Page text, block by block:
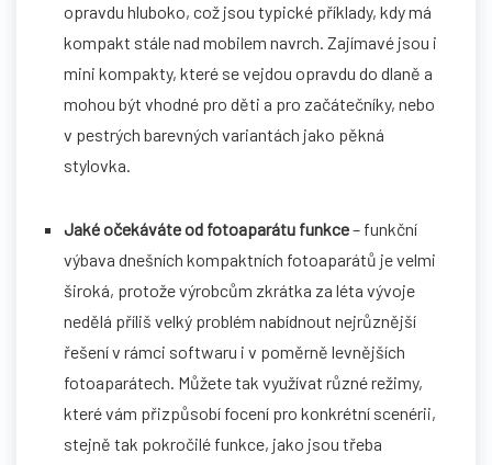
opravdu hluboko, což jsou typické příklady, kdy má
kompakt stále nad mobilem navrch. Zajímavé jsou i
mini kompakty, které se vejdou opravdu do dlaně a
mohou být vhodné pro děti a pro začátečníky, nebo
v pestrých barevných variantách jako pěkná
stylovka.
Jaké očekáváte od fotoaparátu funkce– funkční
výbava dnešních kompaktních fotoaparátů je velmi
široká, protože výrobcům zkrátka za léta vývoje
nedělá příliš velký problém nabídnout nejrůznější
řešení v rámci softwaru i v poměrně levnějších
fotoaparátech. Můžete tak využívat různé režimy,
které vám přizpůsobí focení pro konkrétní scenérii,
stejně tak pokročilé funkce, jako jsou třeba